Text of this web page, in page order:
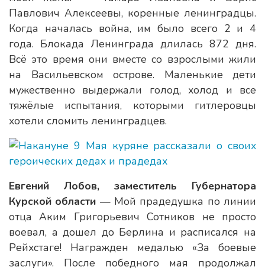
Павлович Алексеевы, коренные ленинградцы.
Когда началась война, им было всего 2 и 4
года. Блокада Ленинграда длилась 872 дня.
Всё это время они вместе со взрослыми жили
на Васильевском острове. Маленькие дети
мужественно выдержали голод, холод и все
тяжёлые испытания, которыми гитлеровцы
хотели сломить ленинградцев.
Евгений Лобов, заместитель Губернатора
Курской области — Мой прадедушка по линии
отца Аким Григорьевич Сотников не просто
воевал, а дошел до Берлина и расписался на
Рейхстаге! Награжден медалью «За боевые
заслуги». После победного мая продолжал